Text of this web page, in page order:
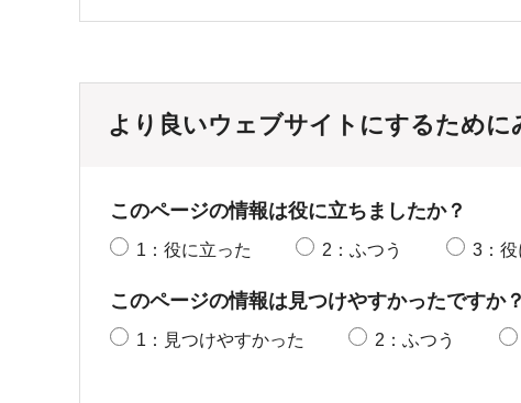
より良いウェブサイトにするため
このページの情報は役に立ちましたか？
1：役に立った 2：ふつう 3：役
このページの情報は見つけやすかったですか？
1：見つけやすかった 2：ふつう